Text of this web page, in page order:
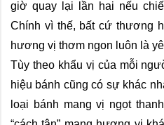
giờ quay lại lần hai nếu
Chính vì thế, bất cứ thương
hương vị thơm ngon luôn là
Tùy theo khẩu vị của mỗi
hiệu bánh cũng có sự khác
loại bánh mang vị ngọt